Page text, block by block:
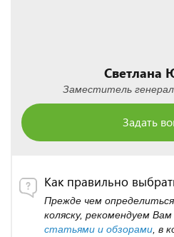
Светлана
Заместитель
Задать
Как правильно
Прежде чем
коляску, рекомендуем
статьями и обзорами , в